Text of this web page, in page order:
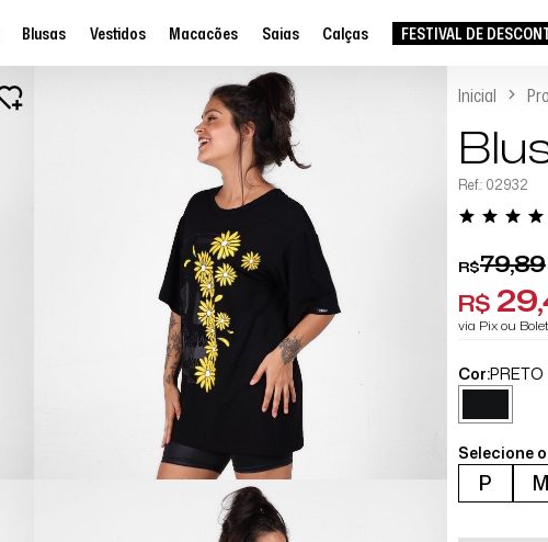
Blusas Vestidos Macacões Saias Calças FESTIVAL DE
Inicial
Ref.: 02932
R$79,89
R$
via Pix ou
Cor:PRETO
Selecione
P M